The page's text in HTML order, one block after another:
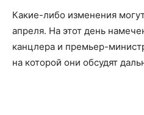
Какие-либо изменения
апреля. На этот день
канцлера и премьер-
на которой они обсудят